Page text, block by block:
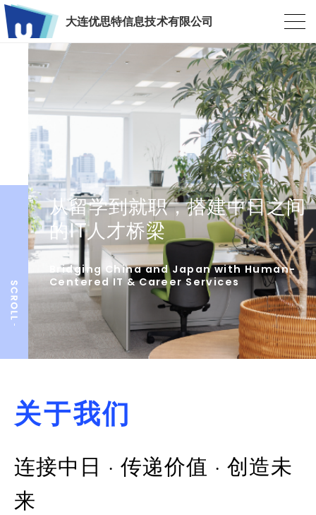
大连优思特信息技术有限公司
从留学到就职，搭建中日之间
的IT人才桥梁
Bridging China and Japan with Human-
Centered IT & Career Services
关于我们
连接中日 · 传递价值 · 创造未
来